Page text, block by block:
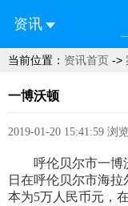
资讯
您好！欢迎来
当前位置： 资讯首页 ->
一博沃顿
2019-01-20 15:41:59 浏
呼伦贝尔市一博
日在呼伦贝尔市海
本为5万人民币元，